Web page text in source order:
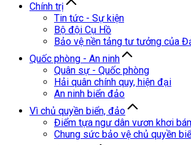
Chính trị
Tin tức - Sự kiện
Bộ đội Cụ Hồ
Bảo vệ nền tảng tư tưởng của
Quốc phòng - An ninh
Quân sự - Quốc phòng
Hải quân chính quy, hiện đại
An ninh biển đảo
Vì chủ quyền biển, đảo
Điểm tựa ngư dân vươn khơi
Chung sức bảo vệ chủ quyền